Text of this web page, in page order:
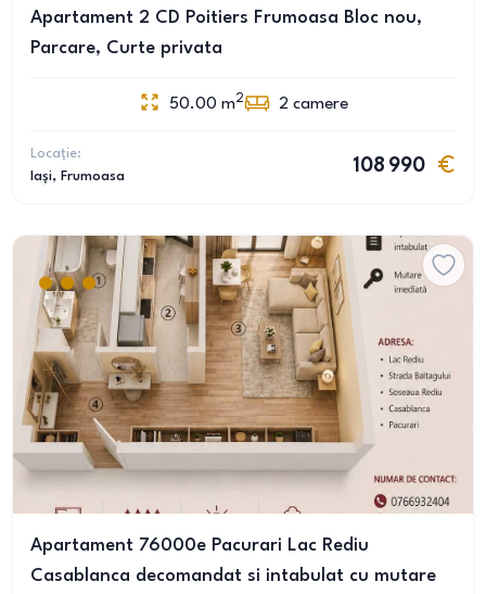
Apartament 2 CD Poitiers Frumoasa Bloc nou,
Parcare, Curte privata
50.00 m2 2 camere
Locație:
Iași, Frumoasa
108 990
Apartament 76000e Pacurari Lac Rediu
Casablanca decomandat si intabulat cu mutare